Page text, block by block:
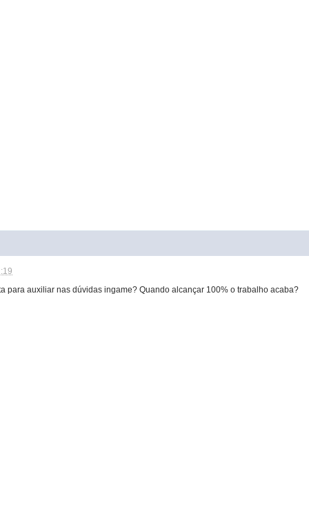
para auxiliar nas dúvidas ingame? Quando alcançar 100% o trabalho acaba?